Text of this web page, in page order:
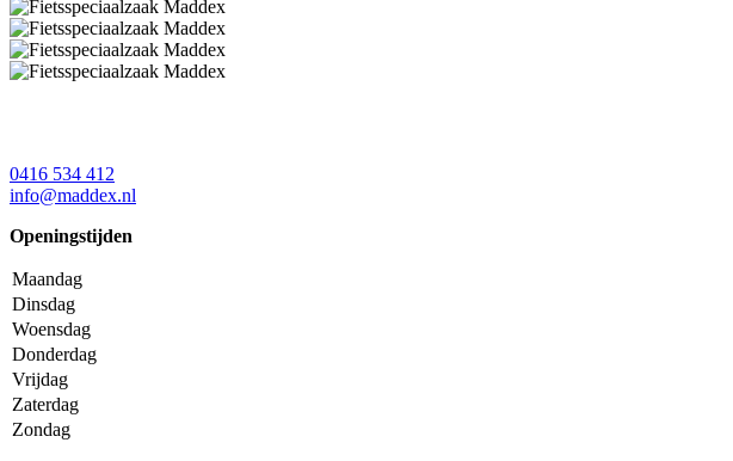
0416 534 412
info@maddex.nl
Openingstijden
Maandag
Dinsdag
Woensdag
Donderdag
Vrijdag
Zaterdag
Zondag